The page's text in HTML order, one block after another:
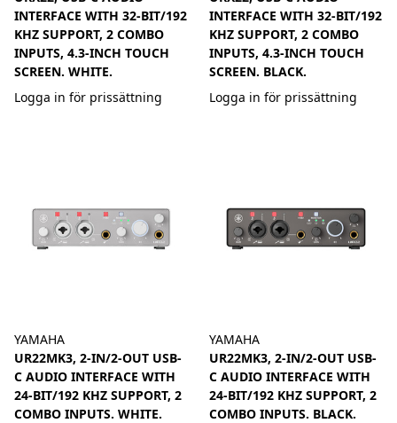
INTERFACE WITH 32-BIT/192
KHZ SUPPORT, 2 COMBO
INPUTS, 4.3-INCH TOUCH
SCREEN. WHITE.
Logga in för prissättning
INTERFACE WITH 32-BIT/192
KHZ SUPPORT, 2 COMBO
INPUTS, 4.3-INCH TOUCH
SCREEN. BLACK.
Logga in för prissättning
YAMAHA
UR22MK3, 2-IN/2-OUT USB-
C AUDIO INTERFACE WITH
24-BIT/192 KHZ SUPPORT, 2
COMBO INPUTS. WHITE.
YAMAHA
UR22MK3, 2-IN/2-OUT USB-
C AUDIO INTERFACE WITH
24-BIT/192 KHZ SUPPORT, 2
COMBO INPUTS. BLACK.